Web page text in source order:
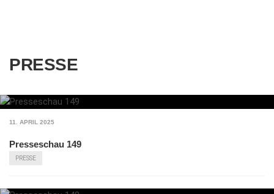
PRESSE
11. APRIL 2025
Presseschau 149
PRESSE